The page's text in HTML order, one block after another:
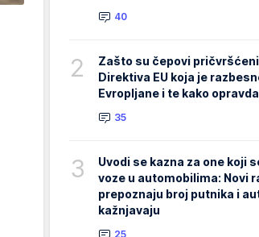
40
2
Zašto su čepovi
Direktiva EU koja je
Evropljane i te kako
35
3
Uvodi se kazna za one koji
voze u automobilima: Novi
prepoznaju broj putnika i
kažnjavaju
25